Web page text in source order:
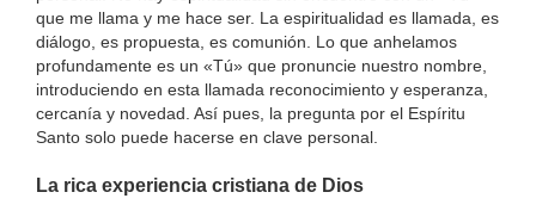
que me llama y me hace ser. La espiritualidad es llamada, es
diálogo, es propuesta, es comunión. Lo que anhelamos
profundamente es un «Tú» que pronuncie nuestro nombre,
introduciendo en esta llamada reconocimiento y esperanza,
cercanía y novedad. Así pues, la pregunta por el Espíritu
Santo solo puede hacerse en clave personal.
La rica experiencia cristiana de Dios